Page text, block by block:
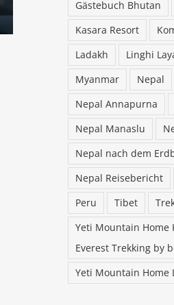
Aktuelle Bewertungen,
und Gästemeinungen finden
bei Trustpilot oder unter
Reiseberichte im BLOG (links
Gästebuch Bhutan
Kasara Resort
Ladakh
Linghi
Myanmar
Nepal
Nepal Annapurna
Nepal Manaslu
Nepal nach dem
Nepal Reisebericht
Peru
Tibet
Yeti Mountain Home
Everest Trekking by
Yeti Mountain Home